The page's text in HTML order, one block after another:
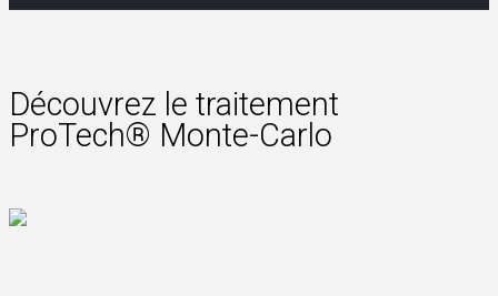
Découvrez le traitement
ProTech® Monte-Carlo